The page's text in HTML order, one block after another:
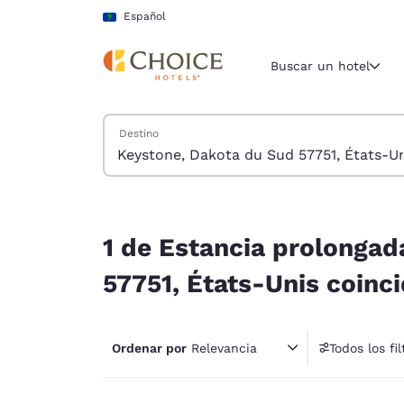
Pasar A Contenido Principal
Español
Región y
América
América
United
América
Buscar un hotel
Buscar hoteles
Destino
1 de Estancia
57751, États-Unis
Ordenar por Relevancia Todos los
4